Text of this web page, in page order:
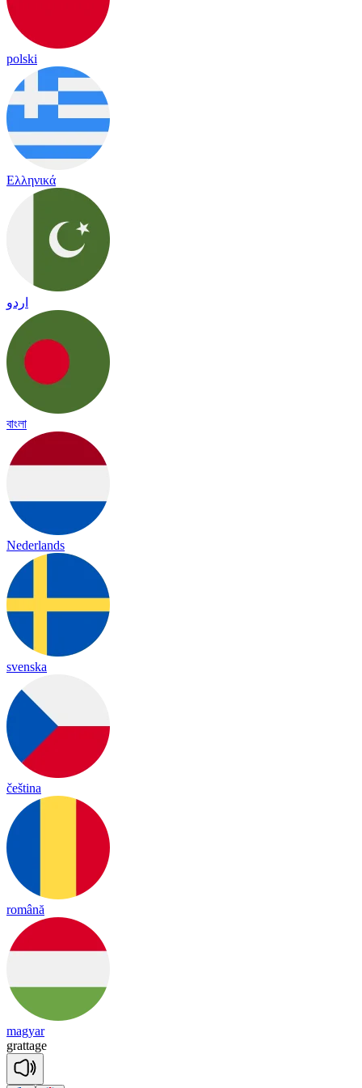
polski
Ελληνικά
اردو
বাংলা
Nederlands
svenska
čeština
română
magyar
grattage